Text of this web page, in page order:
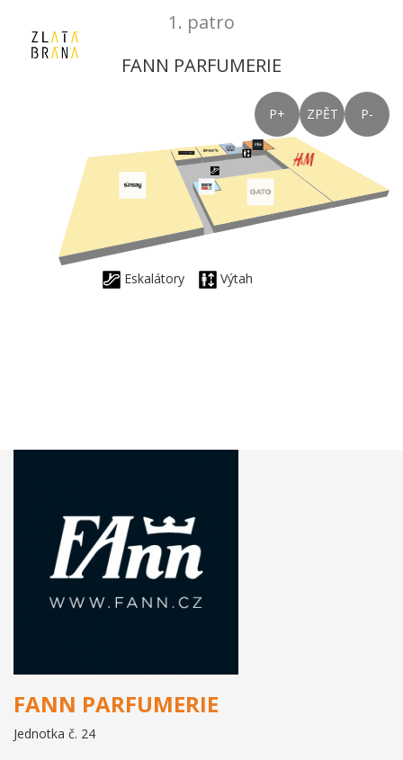
1. patro
FANN PARFUMERIE
P-
ZPĚT
P+
Eskalátory Výtah
FANN PARFUMERIE
Jednotka č. 24